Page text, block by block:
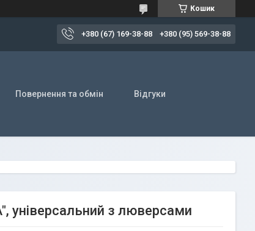
Кошик
+380 (67) 169-38-88 +380 (95) 569-38-88
Повернення та обмін Відгуки
універсальний з люверсами